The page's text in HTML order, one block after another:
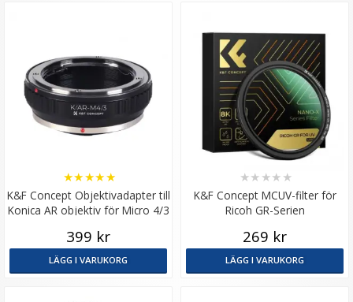
K&F Concept Objektivadapter till
Konica AR objektiv för Micro 4/3
★★★★★
399 kr
LÄGG I VARUKORG
K&F Concept MCUV-filter för
Ricoh GR-Serien
★★ ★★ ★
269 kr
LÄGG I VARUKORG